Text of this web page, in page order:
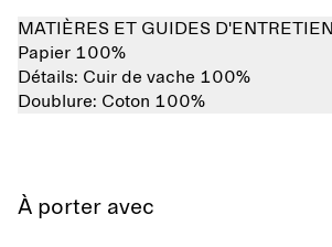
MATIÈRES ET GUIDES D'ENTRETIEN
Papier 100%
Détails: Cuir de vache 100%
Doublure: Coton 100%
À porter avec
Épuisé